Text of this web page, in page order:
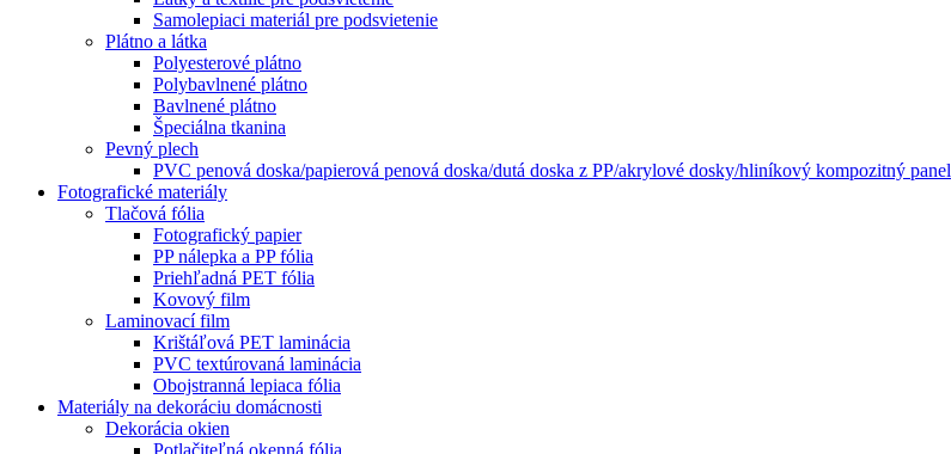
Samolepiaci materiál pre podsvietenie
Plátno a látka
Polyesterové plátno
Polybavlnené plátno
Bavlnené plátno
Špeciálna tkanina
Pevný plech
PVC penová doska/papierová penová doska/dutá doska z PP/akrylové dosky/hliníkový kompozitný panel
Fotografické materiály
Tlačová fólia
Fotografický papier
PP nálepka a PP fólia
Priehľadná PET fólia
Kovový film
Laminovací film
Krištáľová PET laminácia
PVC textúrovaná laminácia
Obojstranná lepiaca fólia
Materiály na dekoráciu domácnosti
Dekorácia okien
Potlačiteľná okenná fólia